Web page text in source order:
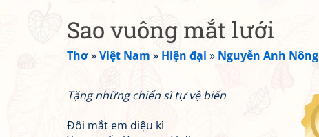
Sao vuông mắt lưới
Thơ»Việt Nam » Hiện đại » Nguyễn Anh Nông
Tặng những chiến sĩ tự vệ biển
Đôi mắt em diệu kì